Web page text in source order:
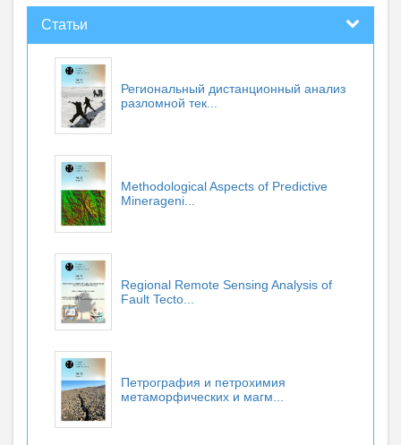
Статьи
Региональный дистанционный анализ
разломной тек...
Methodological Aspects of Predictive
Minerageni...
Regional Remote Sensing Analysis of
Fault Tecto...
Петрография и петрохимия
метаморфических и магм...